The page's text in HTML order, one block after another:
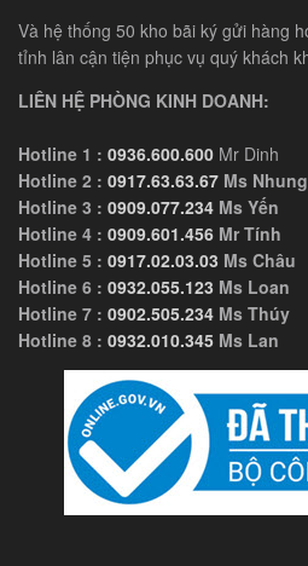
Và hệ thống 50 kho bãi ký gửi hàng
tỉnh lân cận tiện phục vụ quý khách
LIÊN HỆ PHÒNG KINH DOANH:
Hotline 1 : 0936.600.600 Mr Dinh
Hotline 2 : 0917.63.63.67 Ms Nhung
Hotline 3 : 0909.077.234 Ms Yến
Hotline 4 : 0909.601.456 Mr Tính
Hotline 5 : 0917.02.03.03 Ms Châu
Hotline 6 : 0932.055.123 Ms Loan
Hotline 7 : 0902.505.234 Ms Thúy
Hotline 8 : 0932.010.345 Ms Lan